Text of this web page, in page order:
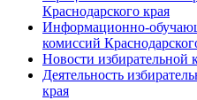
Краснодарского края
Информационно-
комиссий
Новости избирательной
Деятельность
края